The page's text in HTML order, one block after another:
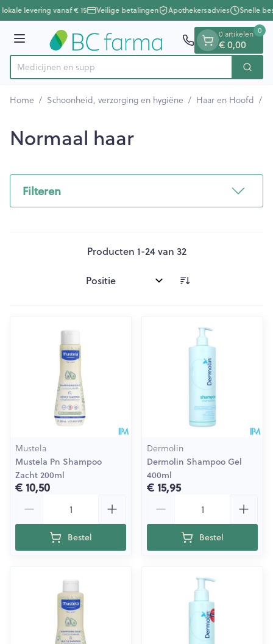
Ga naar de inhoud
1 van 1
levering vanaf € 15 Veilige betalingen Apothekersadvies Snelle
Menu
Product, merk, categorie...
M Zoek
0 artikelen
€ 0,00
0
Home / Schoonheid, verzorging en hygiëne / Haar en Hoofd /
Normaal haar
Filteren
Producten 1-24van 32
Sorteer op:
Mustela
Mustela Pn Shampoo
Zacht 200ml
€ 10,50
Bestel
Dermolin
Dermolin Shampoo Gel
400ml
€ 15,95
Bestel